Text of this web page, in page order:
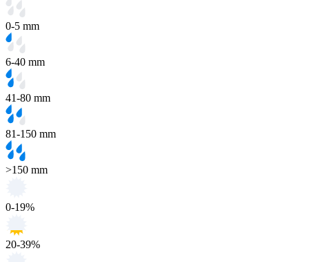
0-5 mm
6-40 mm
41-80 mm
81-150 mm
>150 mm
0-19%
20-39%